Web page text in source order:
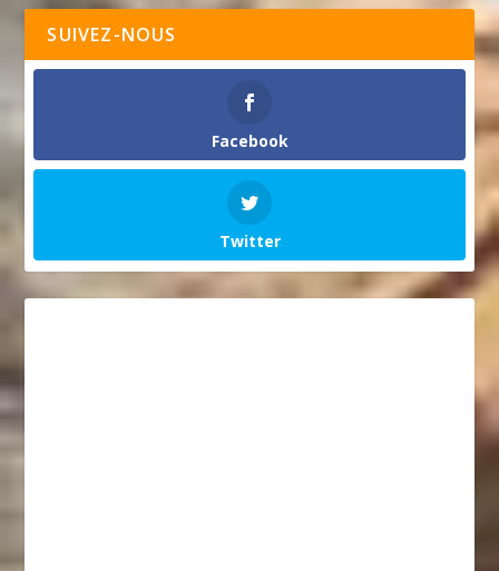
SUIVEZ-NOUS
Facebook
Twitter